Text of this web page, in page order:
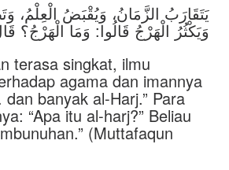
يَتَقَارَبُ الزَّمَانُ، وَيُقْبَضُ الْعِلْمُ،
وَيَكْثُرُ الْهَرْجُ قَالُوا: وَمَا الْهَرْجُ؟
terasa singkat, ilmu
agama dan imannya
banyak al-Harj.” Para
“Apa itu al-harj?” Beliau
(Muttafaqun